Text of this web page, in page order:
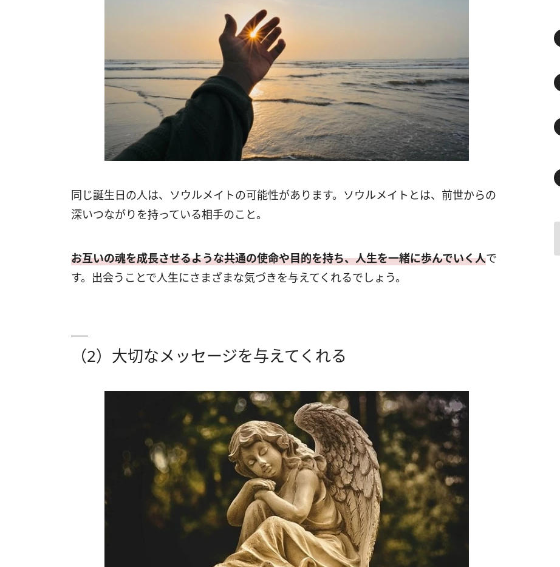
同じ誕生日の人は、ソウルメイトの可能性があります。ソウルメイトとは、前世からの
深いつながりを持っている相手のこと。
お互いの魂を成長させるような共通の使命や目的を持ち、人生を一緒に歩んでいく人で
す。出会うことで人生にさまざまな気づきを与えてくれるでしょう。
（2）大切なメッセージを与えてくれる